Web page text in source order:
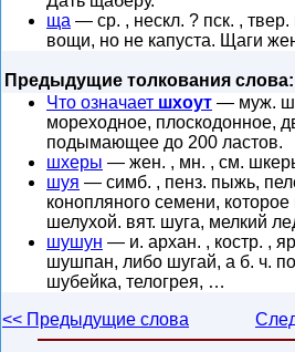
ща — ср. , нескл. ? пск. ,
вощи, но не капуста. Щаги
Предыдущие толкования слова:
Что означает шхоут — муж.
мореходное, плоскодонное,
подымающее до 200 ластов.
шхеры — жен. , мн. , см.
шуя — симб. , пенз. пыжь,
конопляного семени, которое
шелухой. вят. шуга, мелкий
шушун — и. архан. , костр. ,
шушпан, либо шугай, а б. ч.
шубейка, телогрея, …
<< Предыдущие слова